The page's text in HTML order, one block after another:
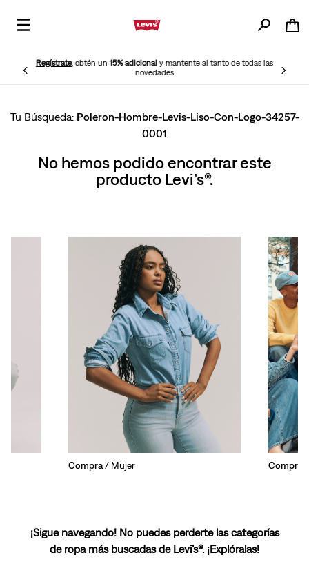
Regístrate, obtén un15% adicionaly mantente al tanto de todas las
novedades
Poleron-Hombre-Levis-Liso-Con-Logo-34257-
0001
No hemos podido encontrar este
producto Levi’s®.
Compra/ Mujer Compra
¡Sigue navegando! No puedes perderte las categorías
de ropa más buscadas de Levi’s®. ¡Explóralas!